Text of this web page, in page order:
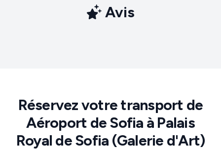
Avis
Réservez votre transport de
Aéroport de Sofia à Palais
Royal de Sofia (Galerie d'Art)